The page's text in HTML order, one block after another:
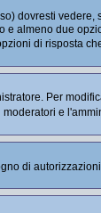
dovresti
almeno due
di risposta
Per
e
di